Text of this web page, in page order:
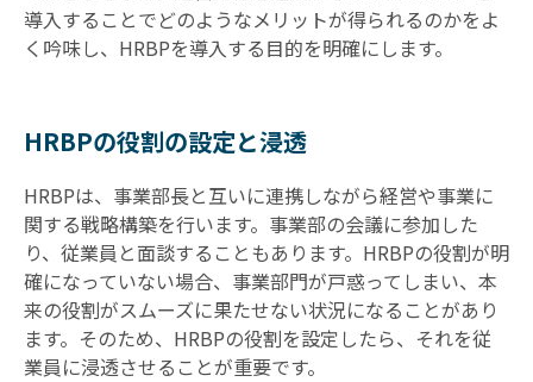
導入することでどのようなメリットが得られるのかをよ
く吟味し、HRBPを導入する目的を明確にします。
HRBPの役割の設定と浸透
HRBPは、事業部長と互いに連携しながら経営や事業に
関する戦略構築を行います。事業部の会議に参加した
り、従業員と面談することもあります。HRBPの役割が明
確になっていない場合、事業部門が戸惑ってしまい、本
来の役割がスムーズに果たせない状況になることがあり
ます。そのため、HRBPの役割を設定したら、それを従
業員に浸透させることが重要です。